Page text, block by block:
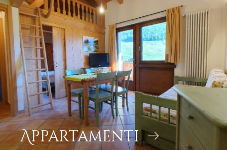
Appartamenti